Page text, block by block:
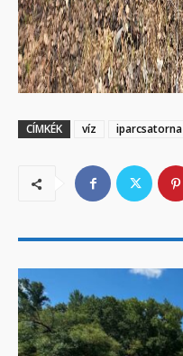
CÍMKÉK víz iparcsatorna